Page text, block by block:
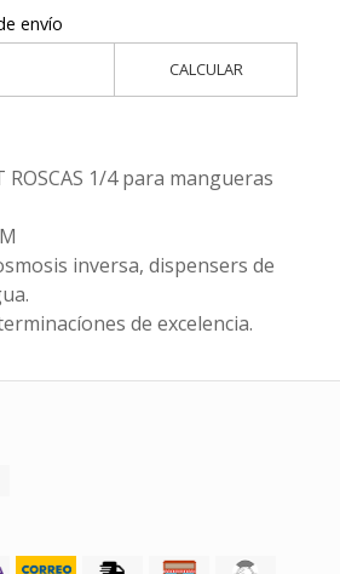
envío
CALCULAR
1/4 para mangueras
inversa, dispensers de
de excelencia.